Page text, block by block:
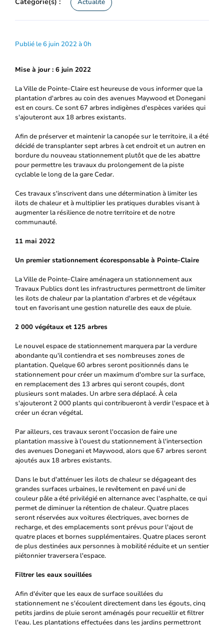
Actualité
Publié le 6 juin 2022 à 0h
Mise à jour : 6 juin 2022
La Ville de Pointe-Claire est heureuse de vous informer que la
plantation d'arbres au coin des avenues Maywood et Donegani
est en cours. Ce sont 67 arbres indigènes d'espèces variées qui
s'ajouteront aux 18 arbres existants.
Afin de préserver et maintenir la canopée sur le territoire, il a été
décidé de transplanter sept arbres à cet endroit et un autren en
bordure du nouveau stationnement plutôt que de les abattre
pour permettre les travaux du prolongement de la piste
cyclable le long de la gare Cedar.
Ces travaux s'inscrivent dans une détermination à limiter les
ilots de chaleur et à multiplier les pratiques durables visant à
augmenter la résilience de notre territoire et de notre
communauté.
11 mai 2022
Un premier stationnement écoresponsable à Pointe-Claire
La Ville de Pointe-Claire aménagera un stationnement aux
Travaux Publics dont les infrastructures permettront de limiter
les ilots de chaleur par la plantation d'arbres et de végétaux
tout en favorisant une gestion naturelle des eaux de pluie.
2 000 végétaux et 125 arbres
Le nouvel espace de stationnement marquera par la verdure
abondante qu'il contiendra et ses nombreuses zones de
plantation. Quelque 60 arbres seront positionnés dans le
stationnement pour créer un maximum d'ombre sur la surface,
en remplacement des 13 arbres qui seront coupés, dont
plusieurs sont malades. Un arbre sera déplacé. À cela
s'ajouteront 2 000 plants qui contribueront à verdir l'espace et à
créer un écran végétal.
Par ailleurs, ces travaux seront l'occasion de faire une
plantation massive à l'ouest du stationnement à l'intersection
des avenues Donegani et Maywood, alors que 67 arbres seront
ajoutés aux 18 arbres existants.
Dans le but d'atténuer les ilots de chaleur se dégageant des
grandes surfaces urbaines, le revêtement en pavé uni de
couleur pâle a été privilégié en alternance avec l'asphalte, ce qui
permet de diminuer la rétention de chaleur. Quatre places
seront réservées aux voitures électriques, avec bornes de
recharge, et des emplacements sont prévus pour l'ajout de
quatre places et bornes supplémentaires. Quatre places seront
de plus destinées aux personnes à mobilité réduite et un sentier
piétonnier traversera l'espace.
Filtrer les eaux souillées
Afin d'éviter que les eaux de surface souillées du
stationnement ne s'écoulent directement dans les égouts, cinq
petits jardins de pluie seront aménagés pour recueillir et filtrer
l'eau. Les plantations effectuées dans les jardins permettront